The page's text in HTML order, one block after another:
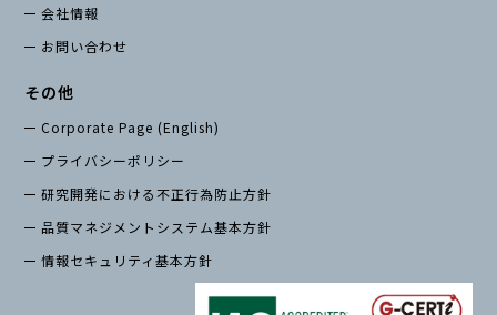
会社情報
お問い合わせ
その他
Corporate Page (English)
プライバシーポリシー
研究開発における不正行為防止方針
品質マネジメントシステム基本方針
情報セキュリティ基本方針